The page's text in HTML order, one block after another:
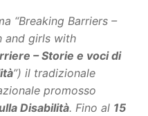
“Breaking Barriers –
and girls with
– Storie e voci di
”) il tradizionale
promosso
Disabilità. Fino al 15